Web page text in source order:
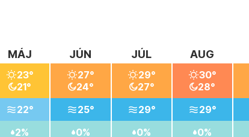
MÁJ
23°
21°
22°
2%
JÚN
27°
24°
25°
0%
JÚL
29°
27°
29°
0%
AUG
30°
28°
29°
0%